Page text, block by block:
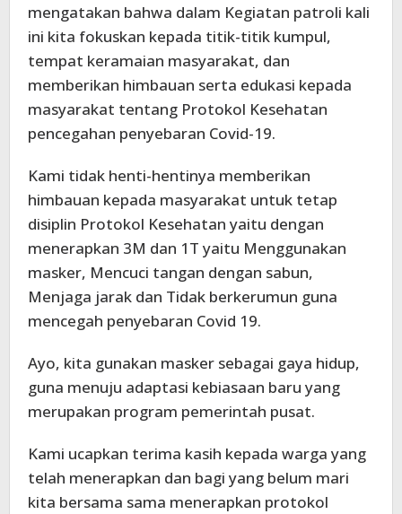
mengatakan bahwa dalam Kegiatan patroli kali
ini kita fokuskan kepada titik-titik kumpul,
tempat keramaian masyarakat, dan
memberikan himbauan serta edukasi kepada
masyarakat tentang Protokol Kesehatan
pencegahan penyebaran Covid-19.
Kami tidak henti-hentinya memberikan
himbauan kepada masyarakat untuk tetap
disiplin Protokol Kesehatan yaitu dengan
menerapkan 3M dan 1T yaitu Menggunakan
masker, Mencuci tangan dengan sabun,
Menjaga jarak dan Tidak berkerumun guna
mencegah penyebaran Covid 19.
Ayo, kita gunakan masker sebagai gaya hidup,
guna menuju adaptasi kebiasaan baru yang
merupakan program pemerintah pusat.
Kami ucapkan terima kasih kepada warga yang
telah menerapkan dan bagi yang belum mari
kita bersama sama menerapkan protokol